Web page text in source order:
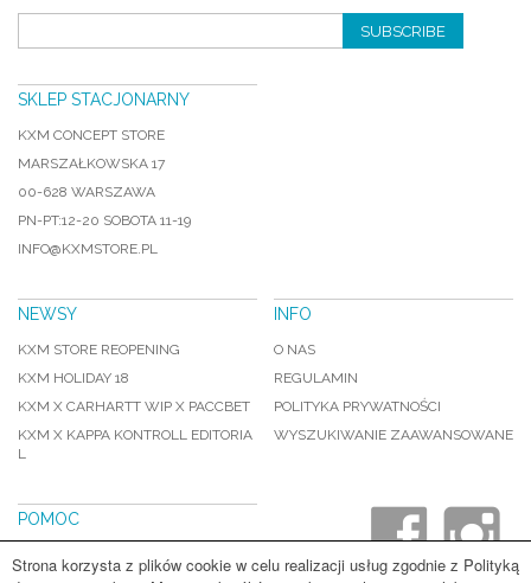
SUBSCRIBE
SKLEP STACJONARNY
KXM CONCEPT STORE
MARSZAŁKOWSKA 17
00-628 WARSZAWA
PN-PT:12-20 SOBOTA 11-19
INFO@KXMSTORE.PL
NEWSY
KXM STORE REOPENING
KXM HOLIDAY 18
KXM X CARHARTT WIP X PACCBET
KXM X KAPPA KONTROLL EDITORIA
L
INFO
O NAS
REGULAMIN
POLITYKA PRYWATNOŚCI
WYSZUKIWANIE ZAAWANSOWANE
POMOC
Strona korzysta z plików cookie w celu realizacji usług zgodnie z Polityką